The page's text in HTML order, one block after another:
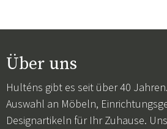
Über uns
Hulténs gibt es seit über 40
Auswahl an Möbeln,
Designartikeln für Ihr Zuhause.